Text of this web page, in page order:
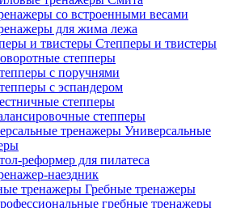
со встроенными весами
для жима лежа
Степперы и твистеры
степперы
с поручнями
с эспандером
степперы
степперы
Универсальные
реформер для пилатеса
наездник
Гребные тренажеры
гребные тренажеры